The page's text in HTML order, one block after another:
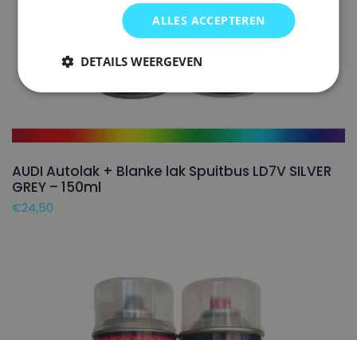
AUDI Autolak + Blanke lak Spuitbus LD7V SILVER
GREY – 150ml
€24,50
ALLES ACCEPTEREN
DETAILS WEERGEVEN